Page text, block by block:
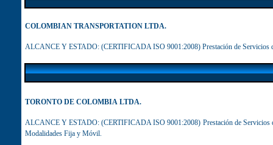
COLOMBIAN TRANSPORTATION LTDA.
ALCANCE Y ESTADO: (CERTIFICADA ISO 9001:2008) Prestación de Servicios
TORONTO DE COLOMBIA LTDA.
ALCANCE Y ESTADO: (CERTIFICADA ISO 9001:2008) Prestación de Servicios
Modalidades Fija y Móvil.